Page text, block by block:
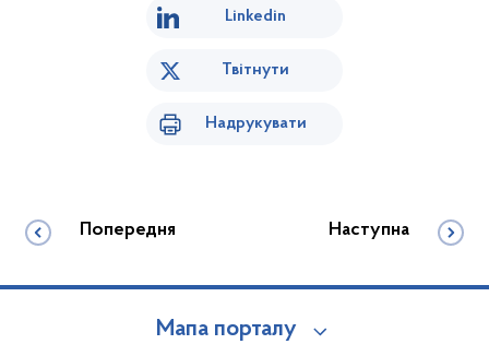
Linkedin
Твітнути
Надрукувати
Попередня Наступна
Мапа порталу